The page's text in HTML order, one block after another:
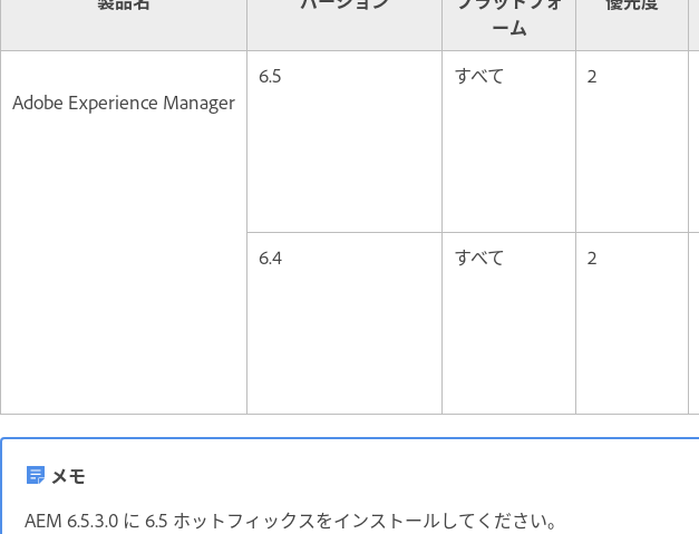
ーム
Adobe Experience Manager
6.5 すべて 2
6.4
すべて 2
メモ
AEM 6.5.3.0 に 6.5 ホットフィックスをインストールしてください。